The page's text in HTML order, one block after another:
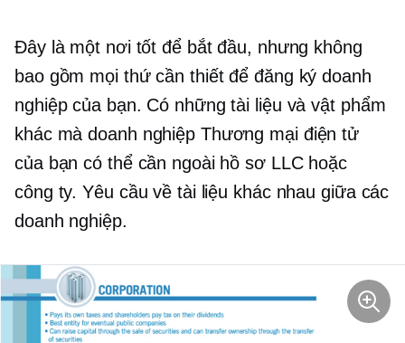
Đây là một nơi tốt để bắt đầu, nhưng không
bao gồm mọi thứ cần thiết để đăng ký doanh
nghiệp của bạn. Có những tài liệu và vật phẩm
khác mà doanh nghiệp Thương mại điện tử
của bạn có thể cần ngoài hồ sơ LLC hoặc
công ty. Yêu cầu về tài liệu khác nhau giữa các
doanh nghiệp.